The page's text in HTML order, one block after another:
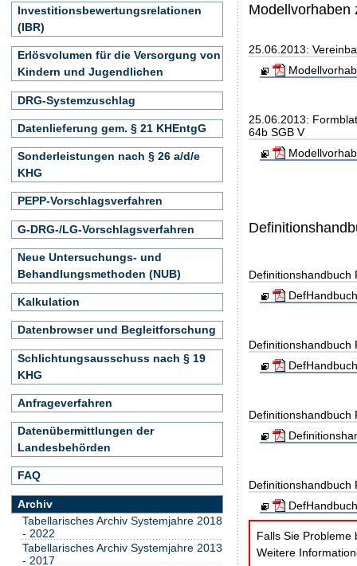
Modellvorhaben
25.06.2013:
25.06.2013:
64b SGB V
Definitionshandbuch
Definitionshandbuch
Definitionshandbuch
Definitionshandbuch
Falls Sie Probleme
Weitere
Investitionsbewertungsrelationen
(IBR)
Erlösvolumen für die Versorgung von
Kindern und Jugendlichen
DRG-Systemzuschlag
Datenlieferung gem. § 21 KHEntgG
Sonderleistungen nach § 26 a/d/e
KHG
PEPP-Vorschlagsverfahren
G-DRG-/LG-Vorschlagsverfahren
Neue Untersuchungs- und
Behandlungsmethoden (NUB)
Kalkulation
Datenbrowser und Begleitforschung
Schlichtungsausschuss nach § 19
KHG
Anfrageverfahren
Datenübermittlungen der
Landesbehörden
FAQ
Archiv
Tabellarisches Archiv Systemjahre 2018
- 2022
Tabellarisches Archiv Systemjahre 2013
- 2017